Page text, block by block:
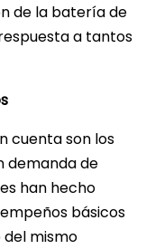
de la batería de
a tantos
cuenta son los
demanda de
han hecho
básicos
del mismo